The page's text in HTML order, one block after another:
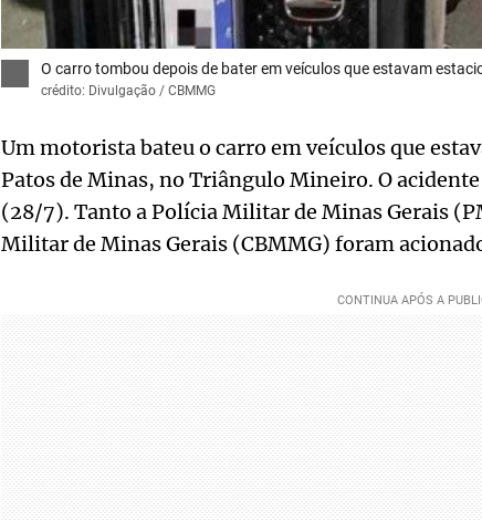
O carro tombou depois de bater em veículos que estavam
crédito: Divulgação / CBMMG
Um motorista bateu o carro em veículos que
Patos de Minas, no Triângulo Mineiro. O
(28/7). Tanto a Polícia Militar de Minas Gerais
Militar de Minas Gerais (CBMMG) foram